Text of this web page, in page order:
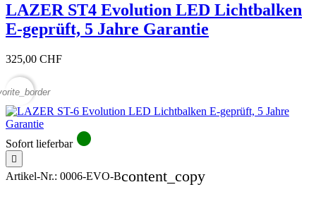
LAZER ST4 Evolution LED Lichtbalken
E-geprüft, 5 Jahre Garantie
325,00 CHF
Sofort lieferbar circle

Artikel-Nr.: 0006-EVO-Bcontent_copy